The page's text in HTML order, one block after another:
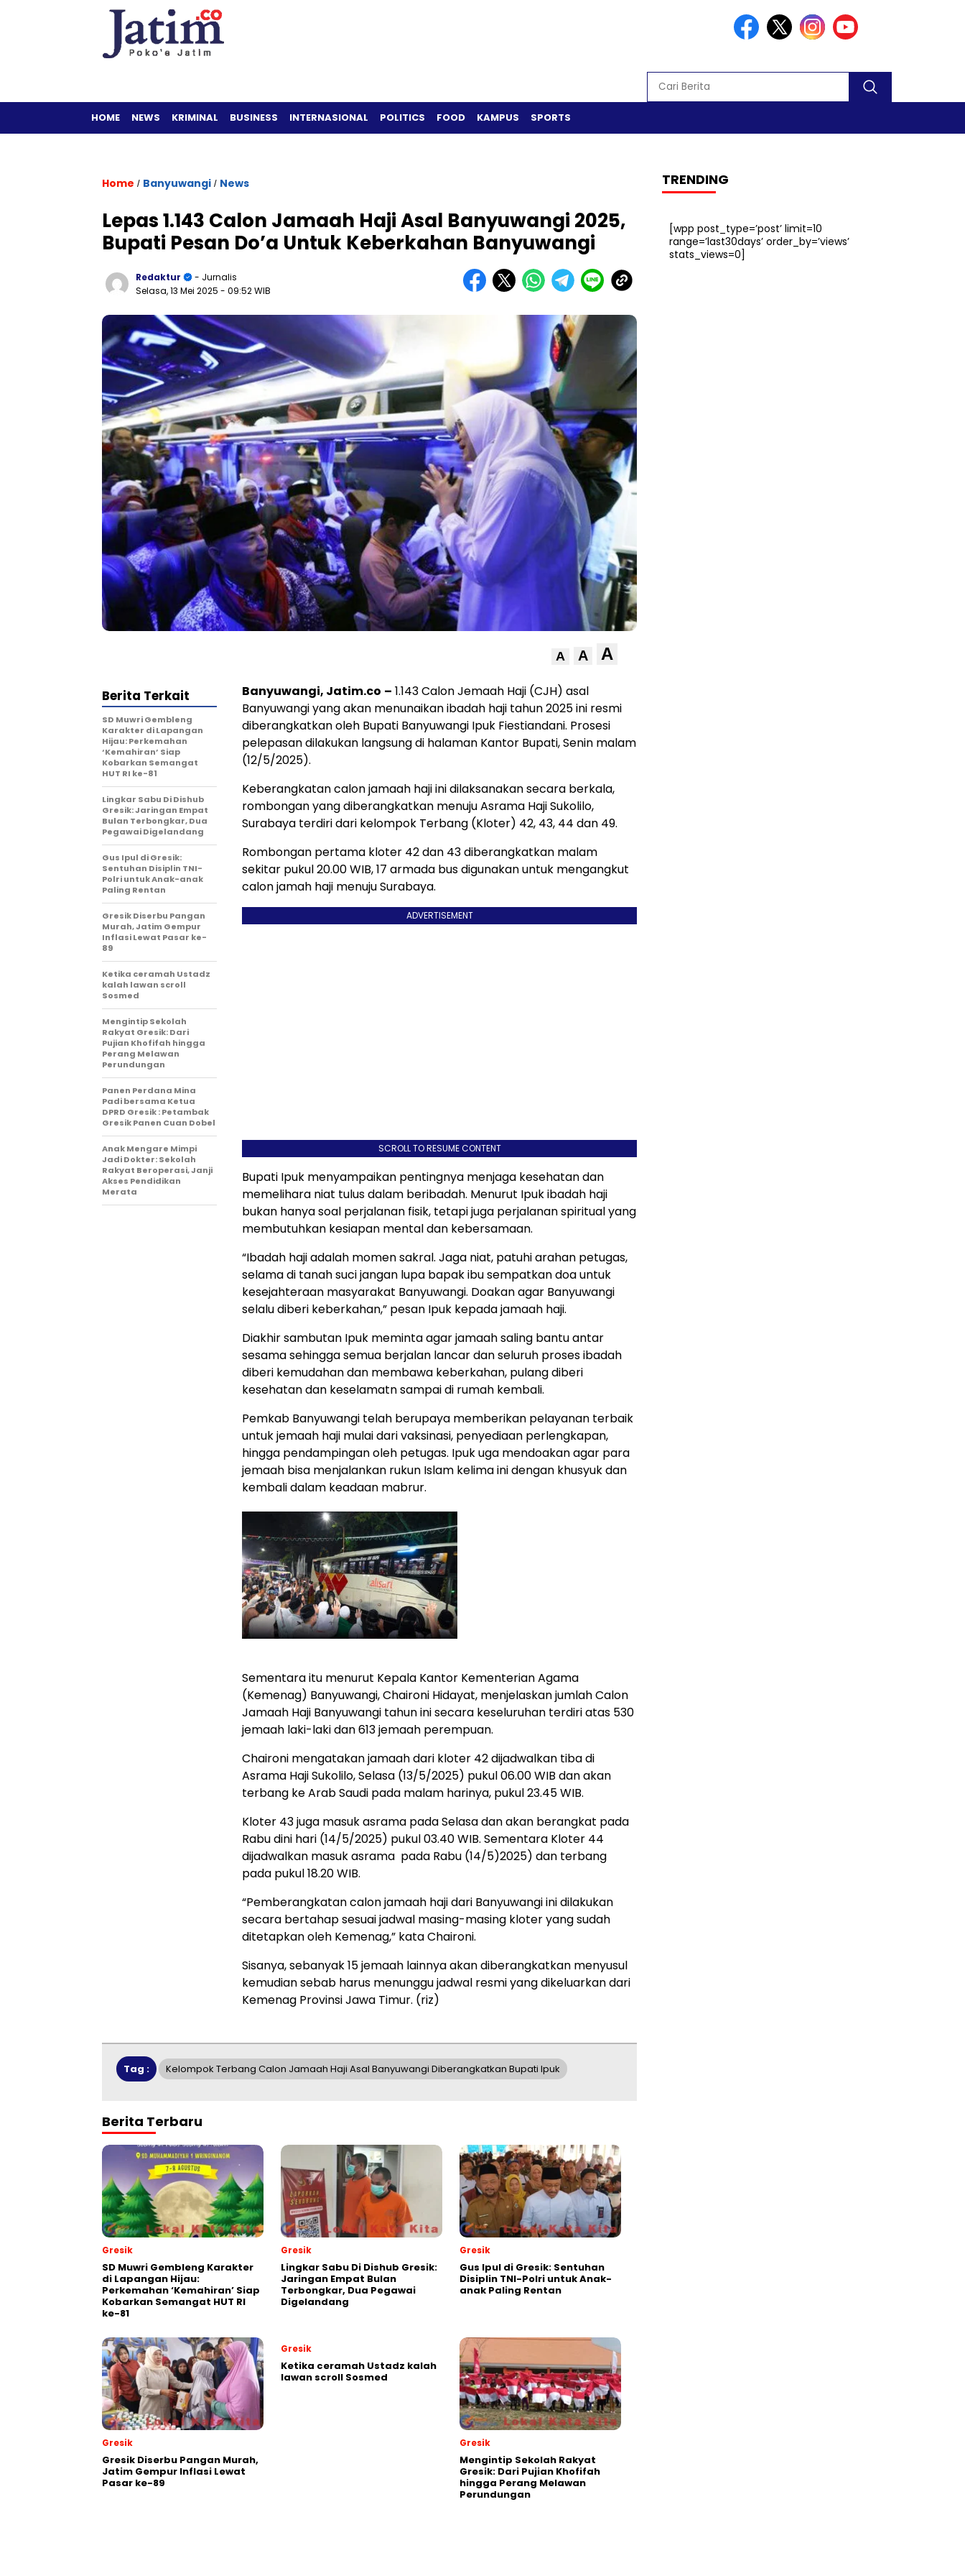
HOME NEWS KRIMINAL BUSINESS INTERNASIONAL POLITICS FOOD KAMPUS SPORTS
Home / Banyuwangi / News
Lepas 1.143 Calon Jamaah Haji Asal Banyuwangi 2025,
Bupati Pesan Do’a Untuk Keberkahan Banyuwangi
Redaktur
- Jurnalis
Selasa, 13 Mei 2025 - 09:52 WIB
A A A
Banyuwangi, Jatim.co – 1.143 Calon Jemaah Haji (CJH) asal
Banyuwangi yang akan menunaikan ibadah haji tahun 2025 ini resmi
diberangkatkan oleh Bupati Banyuwangi Ipuk Fiestiandani. Prosesi
pelepasan dilakukan langsung di halaman Kantor Bupati, Senin malam
(12/5/2025).
Keberangkatan calon jamaah haji ini dilaksanakan secara berkala,
rombongan yang diberangkatkan menuju Asrama Haji Sukolilo,
Surabaya terdiri dari kelompok Terbang (Kloter) 42, 43, 44 dan 49.
Rombongan pertama kloter 42 dan 43 diberangkatkan malam
sekitar pukul 20.00 WIB, 17 armada bus digunakan untuk mengangkut
calon jamah haji menuju Surabaya.
ADVERTISEMENT
SCROLL TO RESUME CONTENT
Bupati Ipuk menyampaikan pentingnya menjaga kesehatan dan
memelihara niat tulus dalam beribadah. Menurut Ipuk ibadah haji
bukan hanya soal perjalanan fisik, tetapi juga perjalanan spiritual yang
membutuhkan kesiapan mental dan kebersamaan.
“Ibadah haji adalah momen sakral. Jaga niat, patuhi arahan petugas,
selama di tanah suci jangan lupa bapak ibu sempatkan doa untuk
kesejahteraan masyarakat Banyuwangi. Doakan agar Banyuwangi
selalu diberi keberkahan,” pesan Ipuk kepada jamaah haji.
Diakhir sambutan Ipuk meminta agar jamaah saling bantu antar
sesama sehingga semua berjalan lancar dan seluruh proses ibadah
diberi kemudahan dan membawa keberkahan, pulang diberi
kesehatan dan keselamatn sampai di rumah kembali.
Pemkab Banyuwangi telah berupaya memberikan pelayanan terbaik
untuk jemaah haji mulai dari vaksinasi, penyediaan perlengkapan,
hingga pendampingan oleh petugas. Ipuk uga mendoakan agar para
jemaah bisa menjalankan rukun Islam kelima ini dengan khusyuk dan
kembali dalam keadaan mabrur.
Sementara itu menurut Kepala Kantor Kementerian Agama
(Kemenag) Banyuwangi, Chaironi Hidayat, menjelaskan jumlah Calon
Jamaah Haji Banyuwangi tahun ini secara keseluruhan terdiri atas 530
jemaah laki-laki dan 613 jemaah perempuan.
Chaironi mengatakan jamaah dari kloter 42 dijadwalkan tiba di
Asrama Haji Sukolilo, Selasa (13/5/2025) pukul 06.00 WIB dan akan
terbang ke Arab Saudi pada malam harinya, pukul 23.45 WIB.
Kloter 43 juga masuk asrama pada Selasa dan akan berangkat pada
Rabu dini hari (14/5/2025) pukul 03.40 WIB. Sementara Kloter 44
dijadwalkan masuk asrama pada Rabu (14/5)2025) dan terbang
pada pukul 18.20 WIB.
“Pemberangkatan calon jamaah haji dari Banyuwangi ini dilakukan
secara bertahap sesuai jadwal masing-masing kloter yang sudah
ditetapkan oleh Kemenag,” kata Chaironi.
Sisanya, sebanyak 15 jemaah lainnya akan diberangkatkan menyusul
kemudian sebab harus menunggu jadwal resmi yang dikeluarkan dari
Kemenag Provinsi Jawa Timur. (riz)
Berita Terkait
SD Muwri Gembleng
Karakter di Lapangan
Hijau: Perkemahan
‘Kemahiran’ Siap
Kobarkan Semangat
HUT RI ke-81
Lingkar Sabu Di Dishub
Gresik: Jaringan Empat
Bulan Terbongkar, Dua
Pegawai Digelandang
Gus Ipul di Gresik:
Sentuhan Disiplin TNI-
Polri untuk Anak-anak
Paling Rentan
Gresik Diserbu Pangan
Murah, Jatim Gempur
Inflasi Lewat Pasar ke-
89
Ketika ceramah Ustadz
kalah lawan scroll
Sosmed
Mengintip Sekolah
Rakyat Gresik: Dari
Pujian Khofifah hingga
Perang Melawan
Perundungan
Panen Perdana Mina
Padi bersama Ketua
DPRD Gresik : Petambak
Gresik Panen Cuan Dobel
Anak Mengare Mimpi
Jadi Dokter: Sekolah
Rakyat Beroperasi, Janji
Akses Pendidikan
Merata
Tag : Kelompok Terbang Calon Jamaah Haji Asal Banyuwangi Diberangkatkan Bupati Ipuk
Berita Terbaru
Gresik
SD Muwri Gembleng Karakter
di Lapangan Hijau:
Perkemahan ‘Kemahiran’ Siap
Kobarkan Semangat HUT RI
ke-81
Gresik
Lingkar Sabu Di Dishub Gresik:
Jaringan Empat Bulan
Terbongkar, Dua Pegawai
Digelandang
Gresik
Gus Ipul di Gresik: Sentuhan
Disiplin TNI-Polri untuk Anak-
anak Paling Rentan
Gresik
Gresik Diserbu Pangan Murah,
Jatim Gempur Inflasi Lewat
Pasar ke-89
Gresik
Ketika ceramah Ustadz kalah
lawan scroll Sosmed
Gresik
Mengintip Sekolah Rakyat
Gresik: Dari Pujian Khofifah
hingga Perang Melawan
Perundungan
TRENDING
[wpp post_type=’post’ limit=10
range=’last30days’ order_by=’views’
stats_views=0]